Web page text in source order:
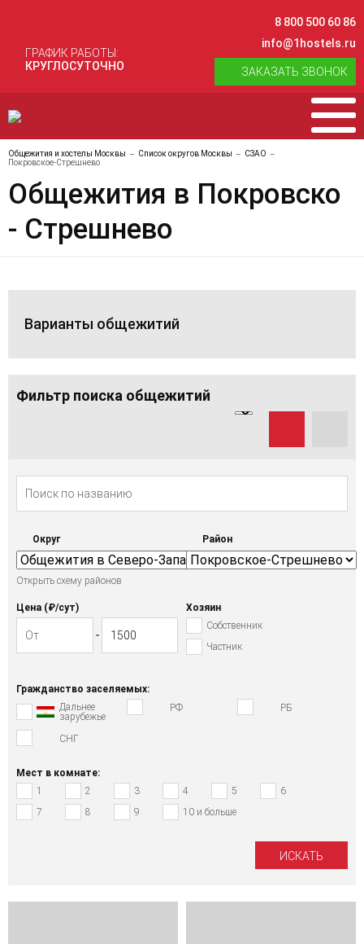
ГРАФИК РАБОТЫ:
КРУГЛОСУТОЧНО
8 800 500 60 86
info@1hostels.ru
ЗАКАЗАТЬ ЗВОНОК
Общежития и хостелы Москвы Список округов Москвы
СЗАО
Покровское-Стрешнево
Общежития в Покровско
- Стрешнево
Варианты общежитий
Фильтр поиска общежитий
Округ
Открыть схему районов
Район
Цена (₽/cут)
Хозяин
Собственник
Частник
Гражданство заселяемых:
Дальнее
зарубежье
РФ РБ
СНГ
Мест в комнате:
1
2 3 4 5
6
7
8 9 10 и больше